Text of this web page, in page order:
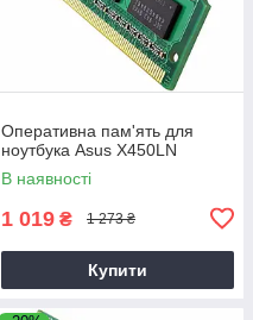
Оперативна пам'ять для
ноутбука Asus X450LN
В наявності
1 019 ₴ 1 273 ₴
Купити